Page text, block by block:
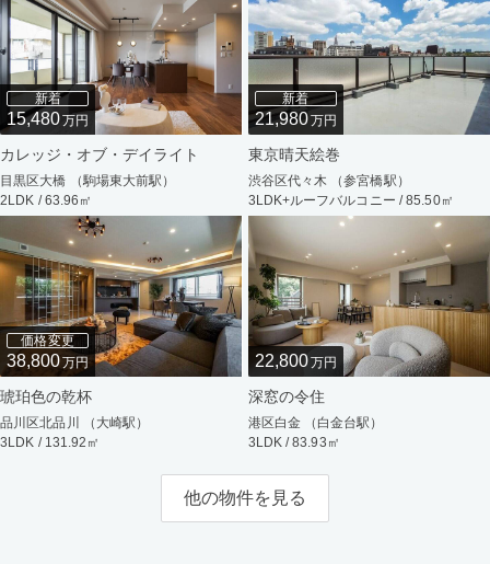
新着
15,480万円
カレッジ・オブ・デイライト
目黒区大橋 （駒場東大前駅）
2LDK / 63.96㎡
新着
21,980万円
東京晴天絵巻
渋谷区代々木 （参宮橋駅）
3LDK+ルーフバルコニー / 85.50㎡
価格変更
38,800万円
琥珀色の乾杯
品川区北品川 （大崎駅）
3LDK / 131.92㎡
22,800万円
深窓の令住
港区白金 （白金台駅）
3LDK / 83.93㎡
他の物件を見る